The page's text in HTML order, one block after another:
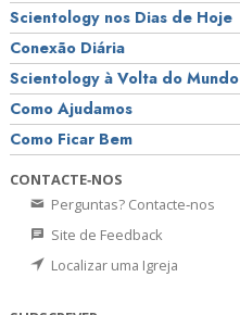
Scientology nos Dias de Hoje
Conexão Diária
Scientology à Volta do Mundo
Como Ajudamos
Como Ficar Bem
CONTACTE‑NOS
Perguntas? Contacte‑nos
Site de Feedback
Localizar uma Igreja